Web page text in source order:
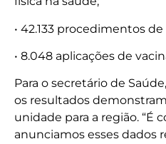
• 42.133 procedimentos
• 8.048 aplicações de
Para o secretário de
os resultados
unidade para a região. “É
anunciamos esses dados